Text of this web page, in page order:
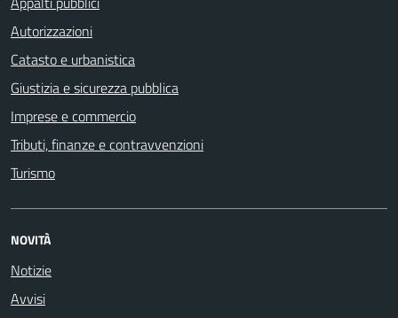
Autorizzazioni
Catasto e urbanistica
Giustizia e sicurezza pubblica
Imprese e commercio
Tributi, finanze e contravvenzioni
Turismo
NOVITÀ
Notizie
Avvisi